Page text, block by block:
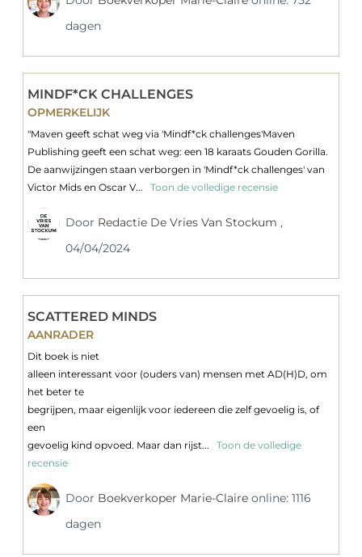
dagen
MINDF*CK CHALLENGES
OPMERKELIJK
"Maven geeft schat weg via 'Mindf*ck challenges'Maven
Publishing geeft een schat weg: een 18 karaats Gouden Gorilla.
De aanwijzingen staan verborgen in 'Mindf*ck challenges' van
Victor Mids en Oscar V...
Toon de volledige recensie
Door Redactie De Vries Van Stockum,
04/04/2024
SCATTERED MINDS
AANRADER
Dit boek is niet
alleen interessant voor (ouders van) mensen met AD(H)D, om
het beter te
begrijpen, maar eigenlijk voor iedereen die zelf gevoelig is, of
een
gevoelig kind opvoed. Maar dan rijst...
Toon de volledige
recensie
Door Boekverkoper Marie-Claireonline: 1116
dagen